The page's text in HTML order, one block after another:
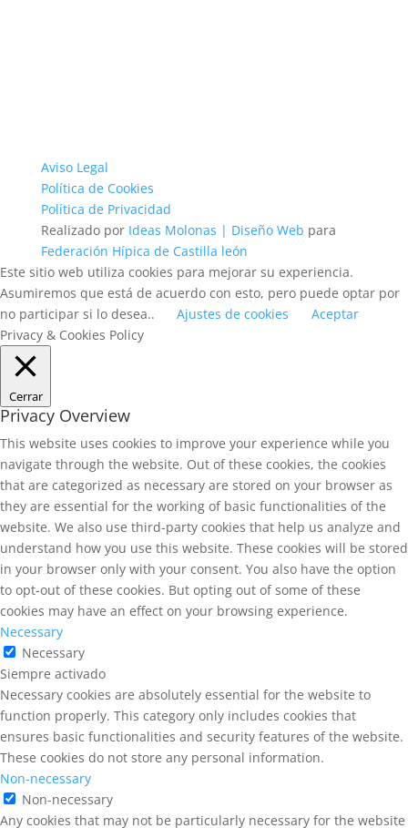
Aviso Legal
Política de Cookies
Política de Privacidad
Realizado por Ideas Molonas | Diseño Web para
Federación Hípica de Castilla león
Este sitio web utiliza cookies para mejorar su experiencia.
Asumiremos que está de acuerdo con esto, pero puede optar por
no participar si lo desea..
Ajustes de cookies
Aceptar
Privacy & Cookies Policy
Cerrar
Privacy Overview
This website uses cookies to improve your experience while you
navigate through the website. Out of these cookies, the cookies
that are categorized as necessary are stored on your browser as
they are essential for the working of basic functionalities of the
website. We also use third-party cookies that help us analyze and
understand how you use this website. These cookies will be stored
in your browser only with your consent. You also have the option
to opt-out of these cookies. But opting out of some of these
cookies may have an effect on your browsing experience.
Necessary
Necessary
Siempre activado
Necessary cookies are absolutely essential for the website to
function properly. This category only includes cookies that
ensures basic functionalities and security features of the website.
These cookies do not store any personal information.
Non-necessary
Non-necessary
Any cookies that may not be particularly necessary for the website